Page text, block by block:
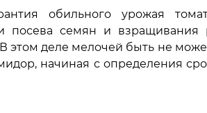
обильного урожая
семян и взращивания
этом деле мелочей быть не
начиная с определения